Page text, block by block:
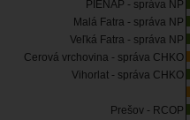
PIENAP - správa NP
Malá Fatra - správa NP
Veľká Fatra - správa NP
Cerová vrchovina - správa CHKO
Vihorlat - správa CHKO
Prešov - RCOP